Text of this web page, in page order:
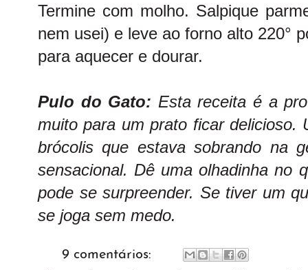
Termine com molho. Salpique
nem usei) e leve ao forno alto 220°
para aquecer e dourar.
Pulo do Gato: Esta receita é a
muito para um prato ficar delicioso.
brócolis que estava sobrando na
sensacional. Dê uma olhadinha no
pode se surpreender. Se tiver um
se joga sem medo.
9 comentários: